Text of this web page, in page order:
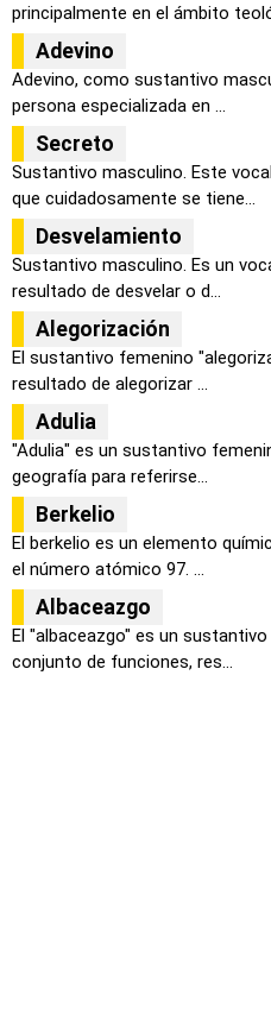
principalmente en el ámbito
Adevino
Adevino, como sustantivo
persona especializada en ...
Secreto
Sustantivo masculino. Este
que cuidadosamente se tiene...
Desvelamiento
Sustantivo masculino. Es un
resultado de desvelar o d...
Alegorización
El sustantivo femenino
resultado de alegorizar ...
Adulia
"Adulia" es un sustantivo
geografía para referirse...
Berkelio
El berkelio es un elemento
el número atómico 97. ...
Albaceazgo
El "albaceazgo" es un
conjunto de funciones, res...